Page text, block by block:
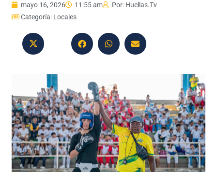
mayo 16, 2026 11:55 am Por: Huellas.Tv
Categoría: Locales